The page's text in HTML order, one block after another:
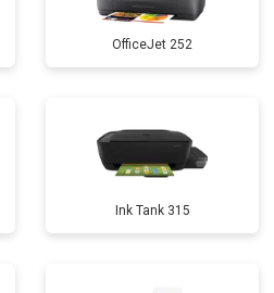
OfficeJet 252
Ink Tank 315